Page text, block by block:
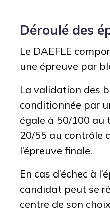
Déroulé des
Le DAEFLE
une épreuve par
La validation des
conditionnée par
égale à 50/100 au
20/55 au contrôle
l’épreuve finale.
En cas d’échec à
candidat peut se
centre de son